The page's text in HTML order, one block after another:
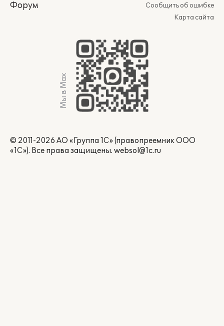
Форум
Сообщить об ошибке
Карта сайта
Мы в Max
© 2011-2026 АО «Группа 1С» (правопреемник ООО
«1С»). Все права защищены. websol@1c.ru